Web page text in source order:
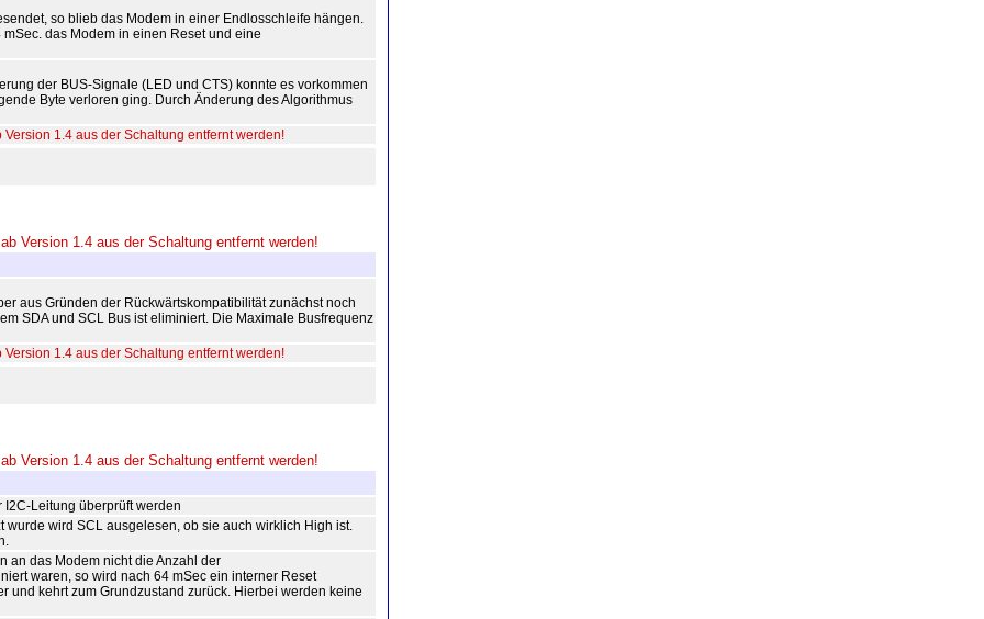
so blieb das Modem in einer Endlosschleife hängen.
das Modem in einen Reset und eine
der BUS-Signale (LED und CTS) konnte es vorkommen
Byte verloren ging. Durch Änderung des Algorithmus
1.4 aus der Schaltung entfernt werden!
Version 1.4 aus der Schaltung entfernt werden!
aus Gründen der Rückwärtskompatibilität zunächst noch
SDA und SCL Bus ist eliminiert. Die Maximale Busfrequenz
1.4 aus der Schaltung entfernt werden!
Version 1.4 aus der Schaltung entfernt werden!
Leitung überprüft werden
wird SCL ausgelesen, ob sie auch wirklich High ist.
an das Modem nicht die Anzahl der
waren, so wird nach 64 mSec ein interner Reset
und kehrt zum Grundzustand zurück. Hierbei werden keine